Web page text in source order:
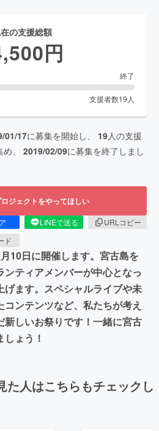
の支援総額
円
終了
支援者数19 人
01/17に募集を開始し、 19人の支援
、 2019/02/09に募集を終了しまし
ジェクトをやってほしい
LINEで送る
URLコピー
ド
10日に開催します。宮古島を
ティアメンバーが中心となっ
げます。スペシャルライブや未
ンテンツなど、私たちが考え
新しいお祭りです！一緒に宮古
ょう！
た人はこちらもチェックし